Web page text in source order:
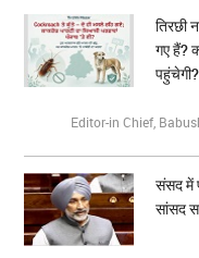
तिरछी
गए हैं?
पहुंचेगी?
Editor-in Chief,
संसद में
सांसद